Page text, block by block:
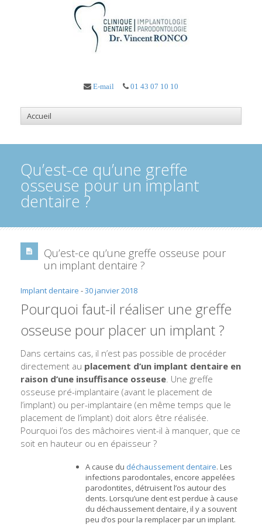
E-mail 01 43 07 10 10
Qu’est-ce qu’une greffe
osseuse pour un implant
dentaire ?
Qu’est-ce qu’une greffe osseuse pour
un implant dentaire ?
Implant dentaire -30 janvier 2018
Pourquoi faut-il réaliser une greffe
osseuse pour placer un implant ?
Dans certains cas, il n’est pas possible de procéder
directement au placement d’un implant dentaire en
raison d’une insuffisance osseuse. Une greffe
osseuse pré-implantaire (avant le placement de
l’implant) ou per-implantaire (en même temps que le
placement de l’implant) doit alors être réalisée.
Pourquoi l’os des mâchoires vient-il à manquer, que ce
soit en hauteur ou en épaisseur ?
A cause du déchaussement dentaire. Les
infections parodontales, encore appelées
parodontites, détruisent l’os autour des
dents. Lorsqu’une dent est perdue à cause
du déchaussement dentaire, il y a souvent
peu d’os pour la remplacer par un implant.